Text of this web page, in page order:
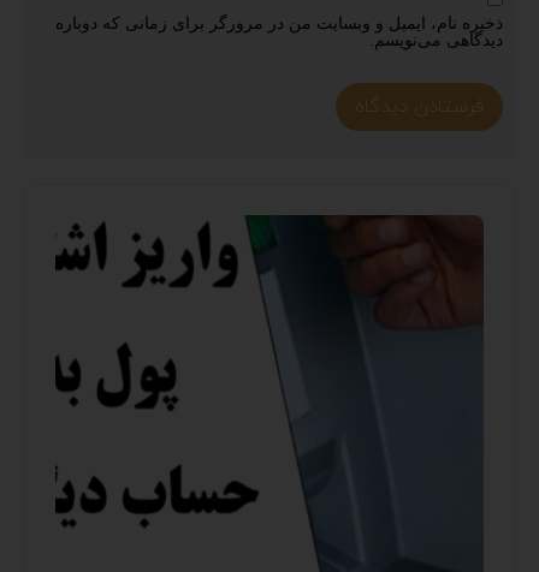
ذخیره نام، ایمیل و وبسایت من در مرورگر برای زمانی که دوباره
دیدگاهی می‌نویسم.